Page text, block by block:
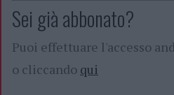
Sei già abbonato?
Puoi effettuare l'accesso
o cliccando qui